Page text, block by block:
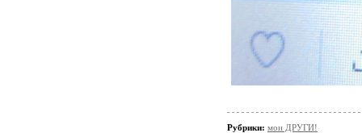
Рубрики: мои ДРУГИ!